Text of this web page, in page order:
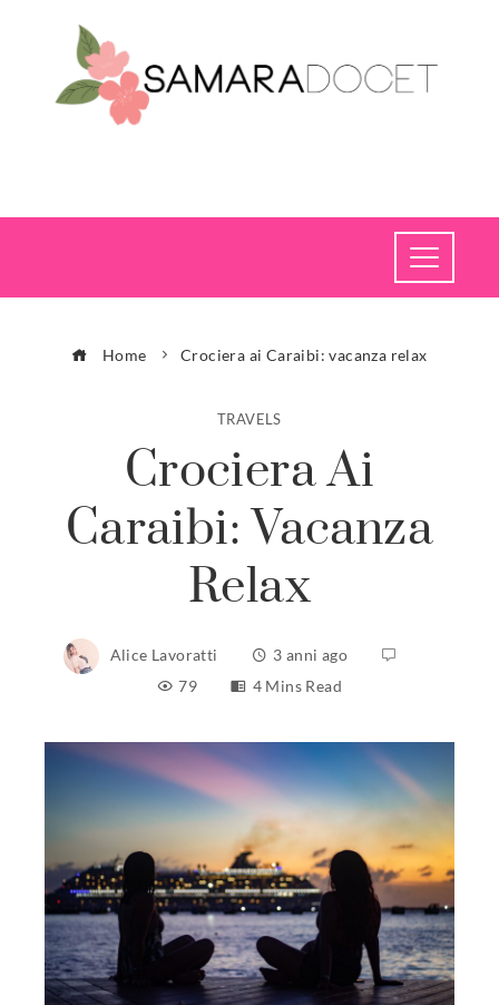
Home Crociera ai Caraibi: vacanza relax
TRAVELS
Crociera Ai
Caraibi: Vacanza
Relax
Alice Lavoratti
3 anni ago
79
4 Mins Read